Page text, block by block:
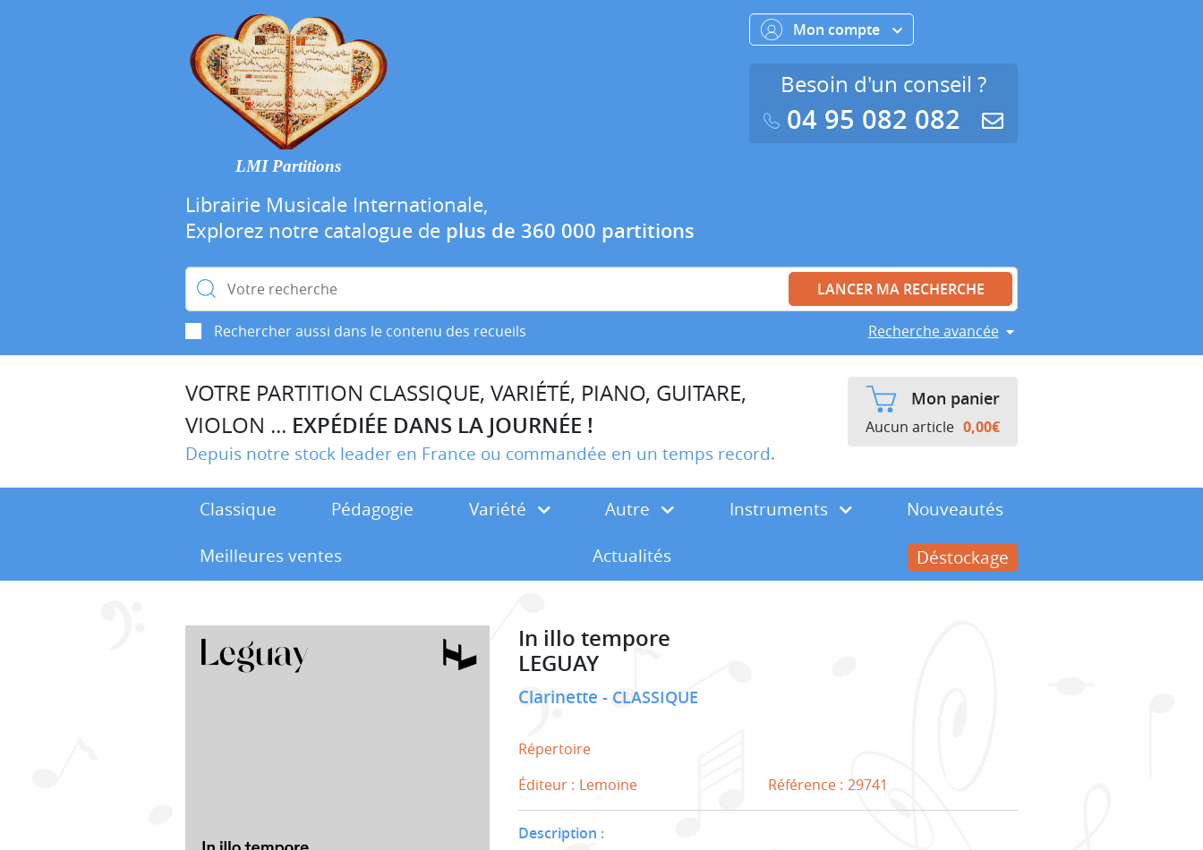
LMI Partitions
Librairie Musicale Internationale,
Explorez notre catalogue de plus de 360 000 partitions
Rechercher :
Rechercher aussi dans le contenu des recueils Recherche avancée
Mon compte
Besoin d'un conseil ?
04 95 082 082
VOTRE PARTITION CLASSIQUE, VARIÉTÉ, PIANO, GUITARE,
VIOLON ... EXPÉDIÉE DANS LA JOURNÉE !
Depuis notre stock leader en France ou commandée en un temps record.
Mon panier
Aucun article 0,00€
Classique Pédagogie Variété Autre Instruments
Nouveautés
Meilleures ventes
Actualités Déstockage
In illo tempore
LEGUAY
Clarinette CLASSIQUE
Répertoire
Éditeur : Lemoine Référence : 29741
Description :